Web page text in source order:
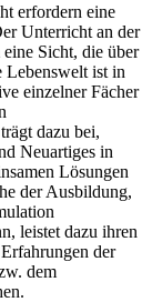
erfordern eine
Unterricht an der
Sicht, die über
Lebenswelt ist in
einzelner Fächer
dazu bei,
Neuartiges in
Lösungen
der Ausbildung,
leistet dazu ihren
der
dem